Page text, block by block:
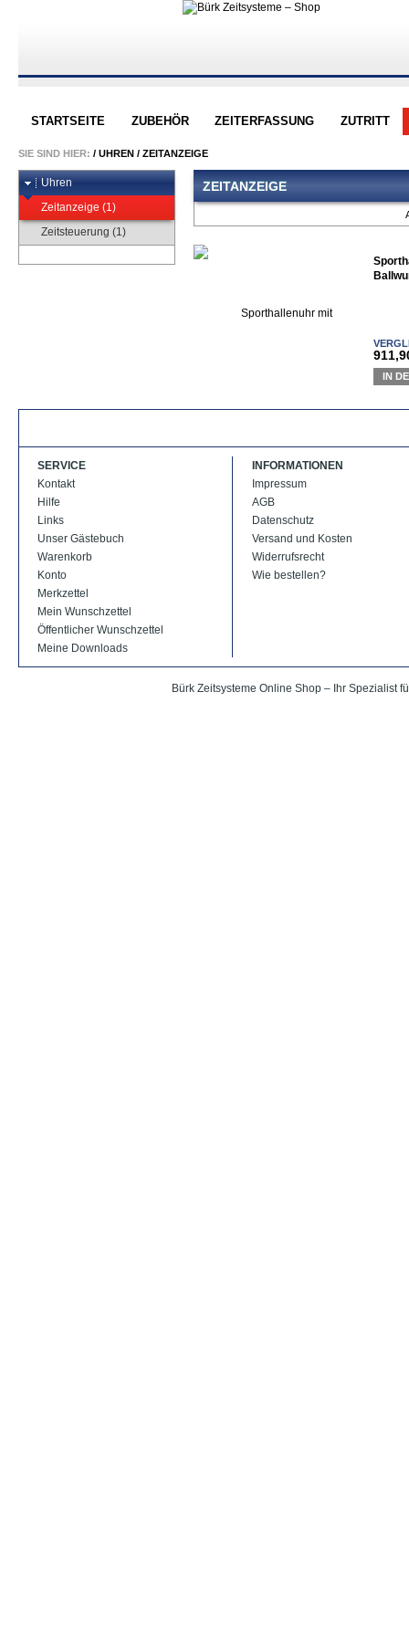
STARTSEITE ZUBEHÖR ZEITERFASSUNG ZUTRITT
SIE SIND HIER: / UHREN / ZEITANZEIGE
Uhren
Zeitanzeige (1)
Zeitsteuerung (1)
ZEITANZEIGE
IN
SERVICE
Kontakt
Hilfe
Links
Unser Gästebuch
Warenkorb
Konto
Merkzettel
Mein Wunschzettel
Öffentlicher Wunschzettel
Meine Downloads
INFORMATIONEN
Impressum
AGB
Datenschutz
Versand und Kosten
Widerrufsrecht
Wie bestellen?
Bürk Zeitsysteme Online Shop – Ihr Spezialist